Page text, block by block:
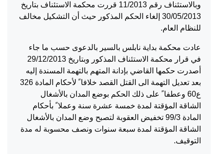
وبالاستئناف رقم 11/2013 قررت محكمة الاستئناف بتاريخ
30/05/2013 إلغاء الحكم المذكور حيث أن التشكيل مخالف
للنظام العام.
عادت محكمة بداية نابلس بالسير بالدعوى حسب ما جاء
في قرار محكمة الاستئناف المذكور وبتاريخ 29/12/2013
أصدرت حكمها القاضي بإدانة المتهم بالتهمة المسندة إليه
بعد تعديل التهمة الى القتل القصد خلافا ً لأحكام المادة 326
ع60 وعطفا ً على ذلك الحكم بوضع المدان بالأشغال
الشاقة المؤقتة لمدة خمسة عشرة سنة وعملا ً بأحكام
المادة 99/3 تخفيض العقوبة لتصبح وضع المدان بالأشغال
الشاقة المؤقتة لمدة سبعة سنوات ونصف محسوبة له مدة
التوقيف.